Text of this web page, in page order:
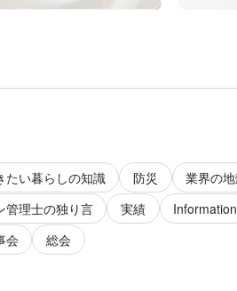
たい暮らしの知識 防災 業界の
管理士の独り言 実績 Information
会
総会